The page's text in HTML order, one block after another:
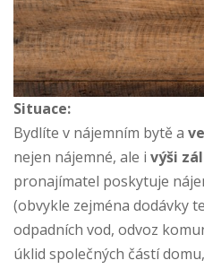
Situace:
Bydlíte v nájemním bytě a
nejen nájemné, ale i výši
pronajímatel poskytuje
(obvykle zejména dodávky
odpadních vod, odvoz
úklid společných částí